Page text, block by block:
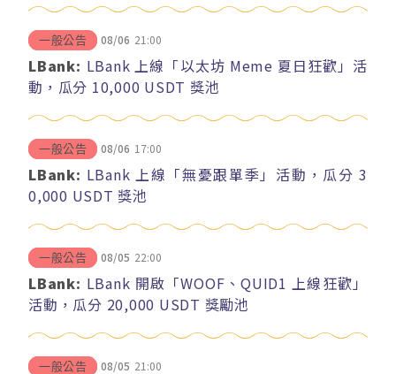
一般公告 08/06 21:00
LBank: LBank 上線「以太坊 Meme 夏日狂歡」活
動，瓜分 10,000 USDT 獎池
一般公告 08/06 17:00
LBank: LBank 上線「無憂跟單季」活動，瓜分 3
0,000 USDT 獎池
一般公告 08/05 22:00
LBank: LBank 開啟「WOOF、QUID1 上線狂歡」
活動，瓜分 20,000 USDT 獎勵池
一般公告 08/05 21:00